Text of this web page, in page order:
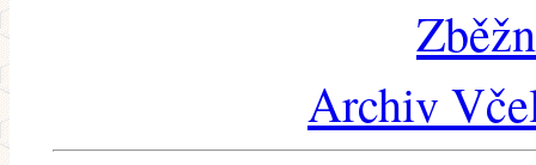
Archiv